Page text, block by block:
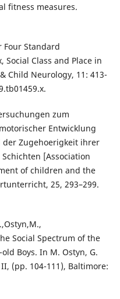
fitness measures.
Four Standard
Social Class and Place in
Child Neurology, 11: 413-
zum
Entwicklung
Zugehoerigkeit ihrer
[Association
of children and the
25, 293–299.
Social Spectrum of the
Boys. In M. Ostyn, G.
(pp. 104-111), Baltimore: